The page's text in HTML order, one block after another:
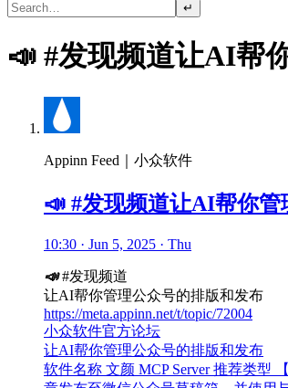
↵
📣 #发现频道让AI帮
Appinn Feed｜小众软件
📣 #发现频道让AI帮你
10:30 · Jun 5, 2025 · Thu
📣#发现频道
让AI帮你管理公众号的排版和发布
https://meta.appinn.net/t/topic/72004
小众软件官方论坛
让AI帮你管理公众号的排版和发布
软件名称 文颜 MCP Server 推荐类型